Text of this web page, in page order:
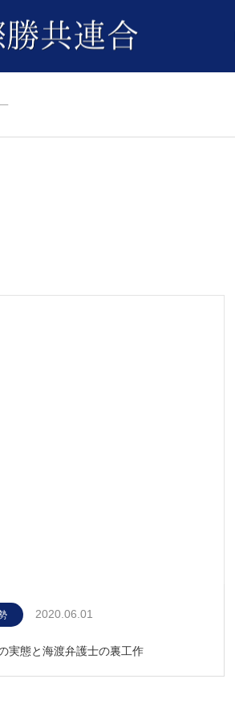
2020.06.01
実態と海渡弁護士の裏工作